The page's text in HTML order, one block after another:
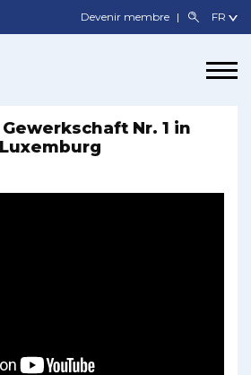
Devenir membre
Nr. 1 in
Luxemburg